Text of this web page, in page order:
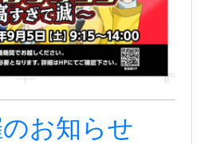
お知らせ